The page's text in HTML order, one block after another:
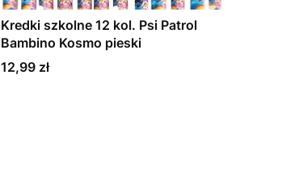
Kredki szkolne 12 kol. Psi Patrol
Bambino Kosmo pieski
Cena
12,99 zł